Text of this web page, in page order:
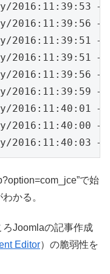
2016:11:39:53
2016:11:39:56
2016:11:39:56
2016:11:39:59
2016:11:40:01
2016:11:40:00
2016:11:40:03
で始
かる。
Joomlaの記事作成
Editor）の脆弱性を